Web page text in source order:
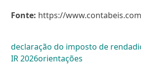
Fonte: https://
declaração do imposto de renda
IR 2026orientações